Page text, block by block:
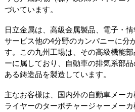
づいています。
日立金属は、高級金属製品、電子・情
サービス他の4分野のカンパニーに分
す。この九州工場は、その高級機能
ーに属しており、自動車の排気系部
ある鋳造品を製造しています。
主なお客様は、国内外の自動車メー
ライヤーのターボチャージャーメーカ